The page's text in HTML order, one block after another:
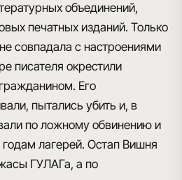
объединений,
печатных изданий. Только
совпадала с настроениями
писателя окрестили
Его
пытались убить и, в
по ложному обвинению и
годам лагерей. Остап Вишня
ГУЛАГа, а по